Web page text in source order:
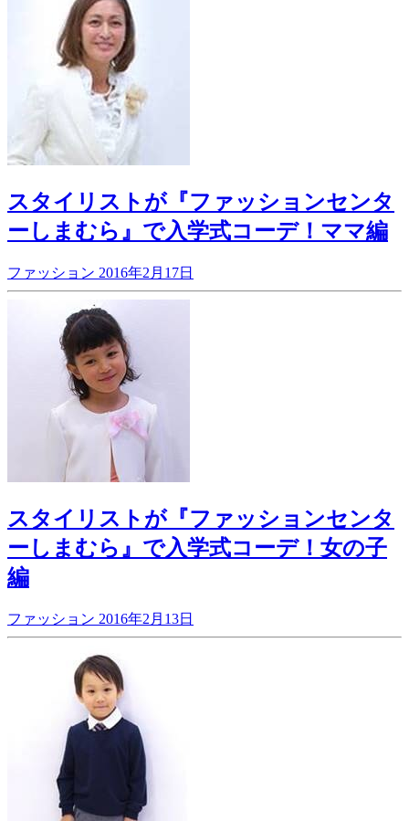
スタイリストが『ファッションセンタ
ーしまむら』で入学式コーデ！ママ編
ファッション 2016年2月17日
スタイリストが『ファッションセンタ
ーしまむら』で入学式コーデ！女の子
編
ファッション 2016年2月13日